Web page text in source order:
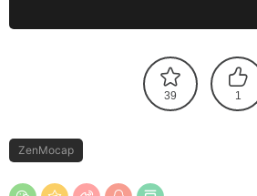
39 1
ZenMocap